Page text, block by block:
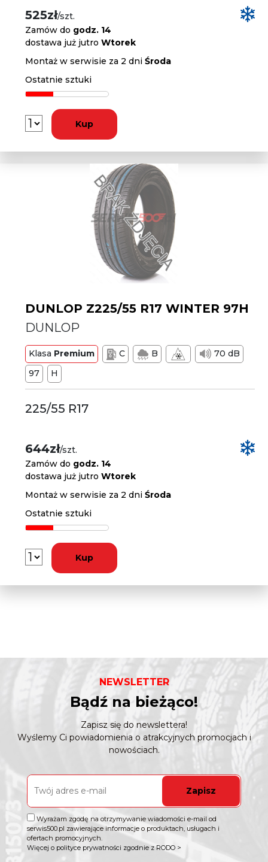
525zł/szt.
Zamów do godz. 14
dostawa już jutroWtorek
Montaż w serwisie za 2 dniŚroda
Ostatnie sztuki
Kup
DUNLOP Z225/55 R17 WINTER 97H
DUNLOP
Klasa Premium C B
70 dB
97
H
225/55 R17
644zł/szt.
Zamów do godz. 14
dostawa już jutroWtorek
Montaż w serwisie za 2 dniŚroda
Ostatnie sztuki
Kup
NEWSLETTER
Bądź na bieżąco!
Zapisz się do newslettera!
Wyślemy Ci powiadomienia o atrakcyjnych promocjach i
nowościach.
Zapisz
Wyrażam zgodę na otrzymywanie wiadomości e-mail od
serwis500.pl zawierające informacje o produktach, usługach i
ofertach promocyjnych.
Więcej o polityce prywatności zgodnie z RODO >